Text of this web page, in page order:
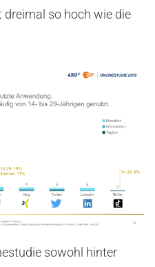
so hoch wie die
sowohl hinter